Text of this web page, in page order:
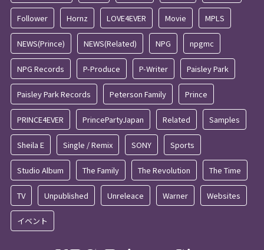
Follower Hornz LOVE4EVER Movie MPLS
NEWS(Prince) NEWS(Related) NPG npgmc
NPG Records P-Produce P-Writer Paisley Park
Paisley Park Records Peterson Family Prince
PRINCE4EVER PrincePartyJapan Related Samples
Sheila E Single / Remix SONY Sports
Studio Album The Family The Revolution The Time
TV Unpublished Unreleace Warner Websites
イベント